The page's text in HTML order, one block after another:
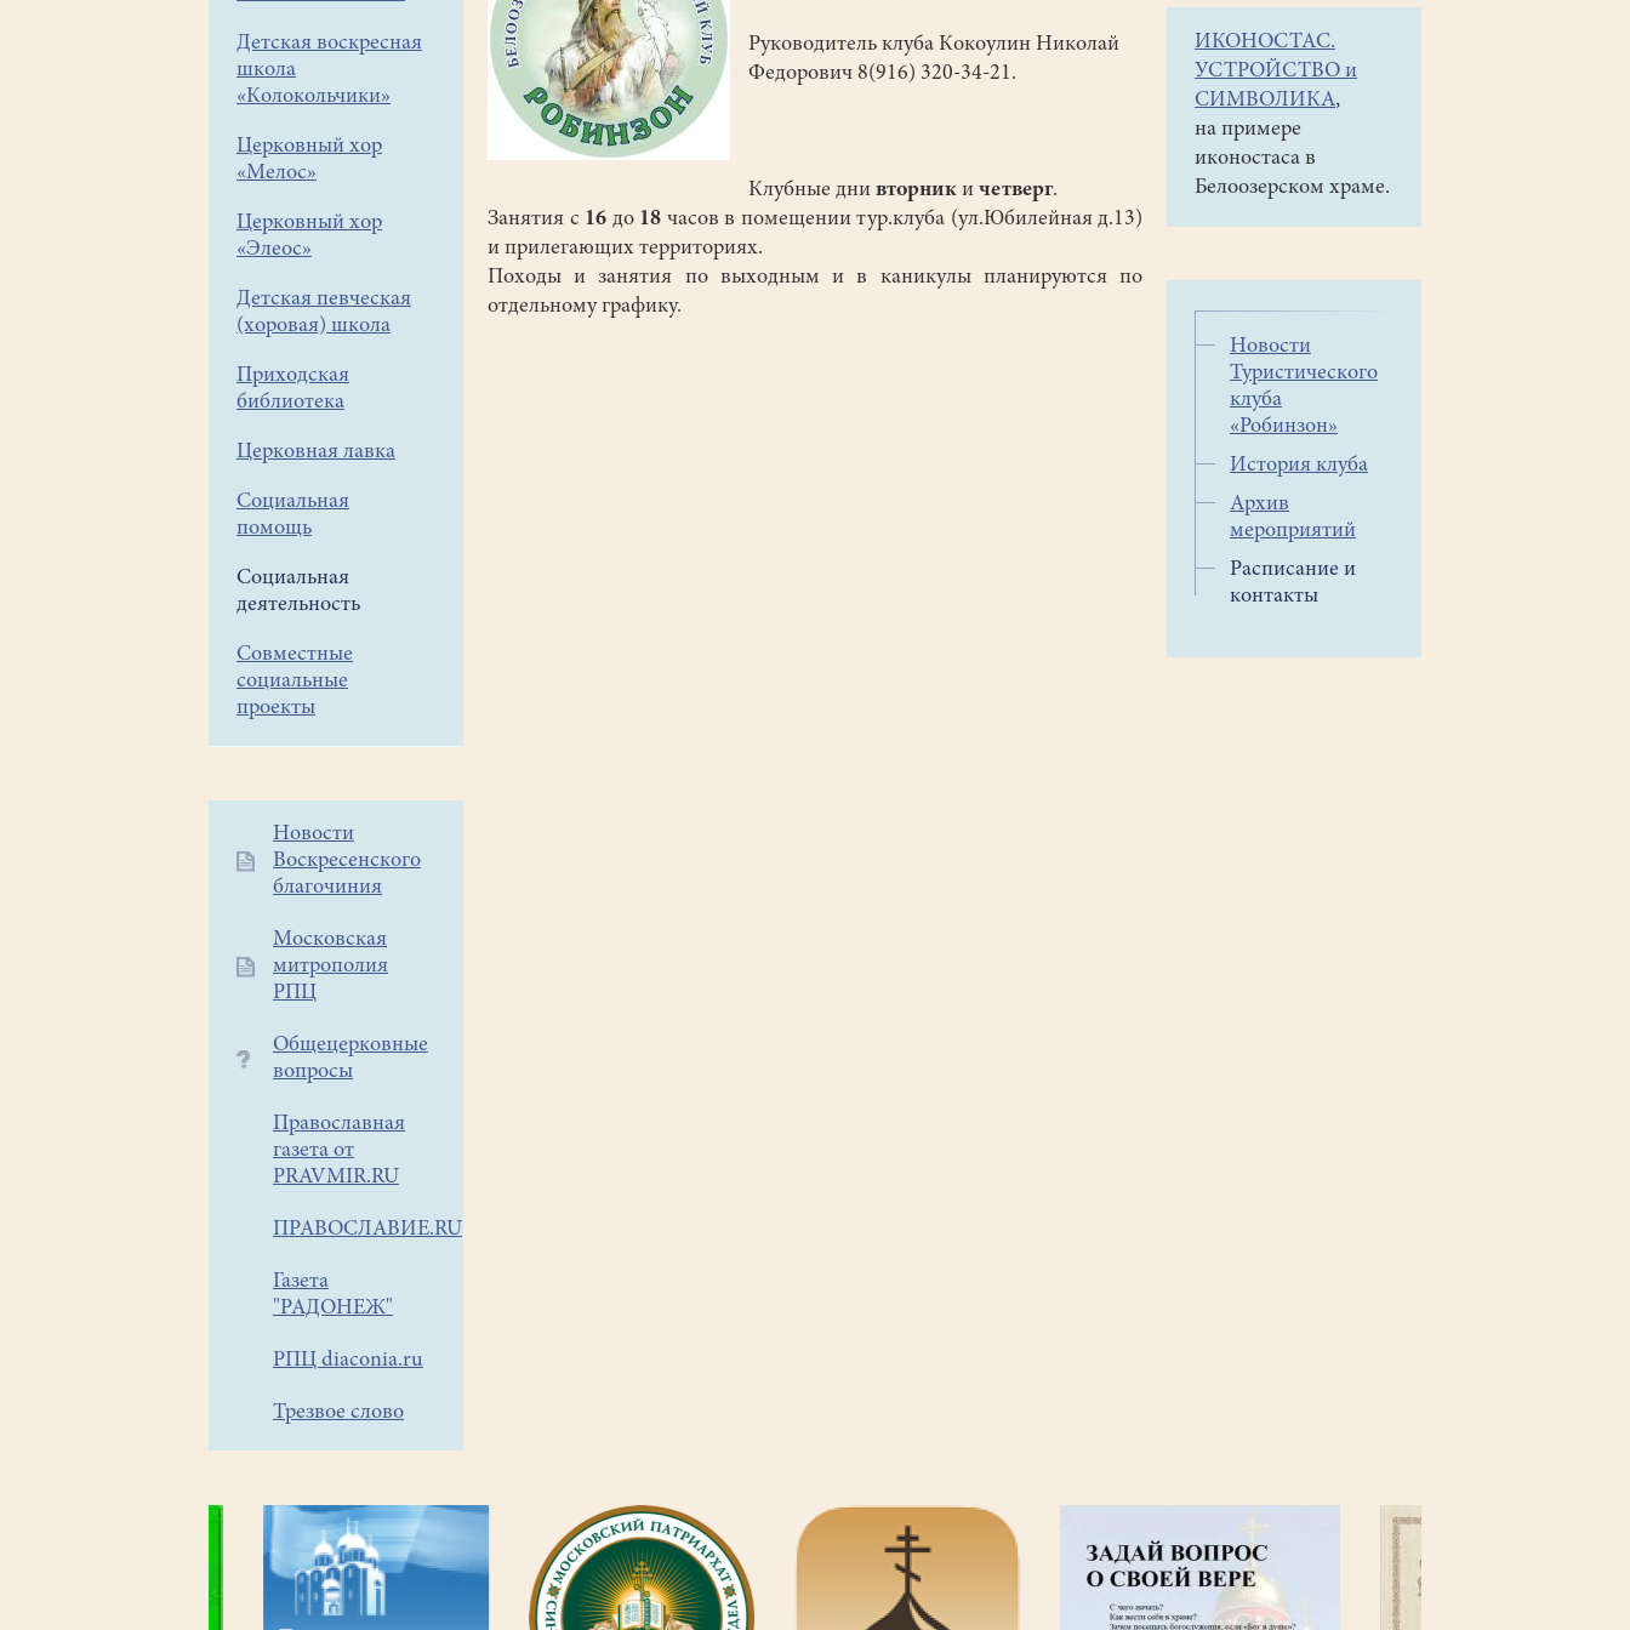
Детская воскресная
школа
«Колокольчики»
Церковный хор
«Мелос»
Церковный хор
«Элеос»
Детская певческая
(хоровая) школа
Приходская
библиотека
Церковная лавка
Социальная
помощь
Социальная
деятельность
Совместные
социальные
проекты
Дополнительное
меню
Новости
Воскресенского
благочиния
Московская
митрополия
РПЦ
Общецерковные
вопросы
Православная
газета от
PRAVMIR.RU
ПРАВОСЛАВИЕ.RU
Газета
"РАДОНЕЖ"
РПЦ diaconia.ru
Трезвое слово
Руководитель клуба Кокоулин Николай
Федорович 8(916) 320-34-21.
Клубные дни вторник и четверг.
Занятия с 16 до 18 часов в помещении тур.клуба (ул.Юбилейная д.13)
и прилегающих территориях.
Походы и занятия по выходным и в каникулы планируются по
отдельному графику.
ИКОНОСТАС.
УСТРОЙСТВО и
СИМВОЛИКА,
на примере
иконостаса в
Белоозерском храме.
Новости
Туристического
клуба
«Робинзон»
История клуба
Архив
мероприятий
Расписание и
контакты